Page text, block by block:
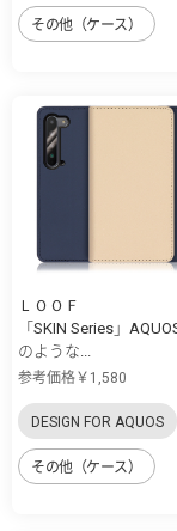
その他（ケース）
ＬＯＯＦ
「SKIN Series」
のような...
参考価格￥1,580
DESIGN FOR AQUOS
その他（ケース）